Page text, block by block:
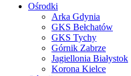
Ośrodki
Arka Gdynia
GKS Bełchatów
GKS Tychy
Górnik Zabrze
Jagiellonia Białystok
Korona Kielce